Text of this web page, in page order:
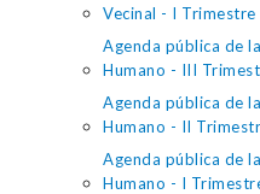
Vecinal - I
Agenda pública de
Humano - III
Agenda pública de
Humano - II
Agenda pública de
Humano - I